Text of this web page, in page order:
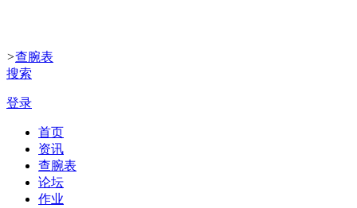
>查腕表
搜索
登录
首页
资讯
查腕表
论坛
作业